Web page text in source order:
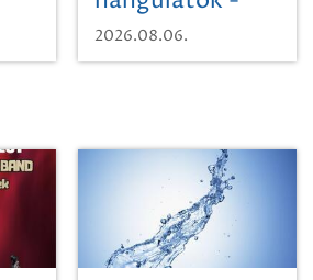
Mágnás Miska
2026.08.06.